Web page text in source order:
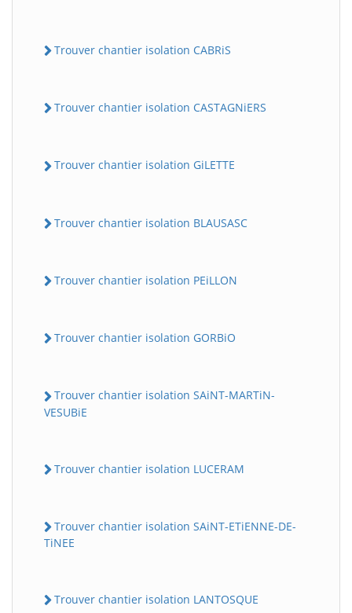
Trouver chantier isolation CABRiS
Trouver chantier isolation CASTAGNiERS
Trouver chantier isolation GiLETTE
Trouver chantier isolation BLAUSASC
Trouver chantier isolation PEiLLON
Trouver chantier isolation GORBiO
Trouver chantier isolation SAiNT-MARTiN-
VESUBiE
Trouver chantier isolation LUCERAM
Trouver chantier isolation SAiNT-ETiENNE-DE-
TiNEE
Trouver chantier isolation LANTOSQUE